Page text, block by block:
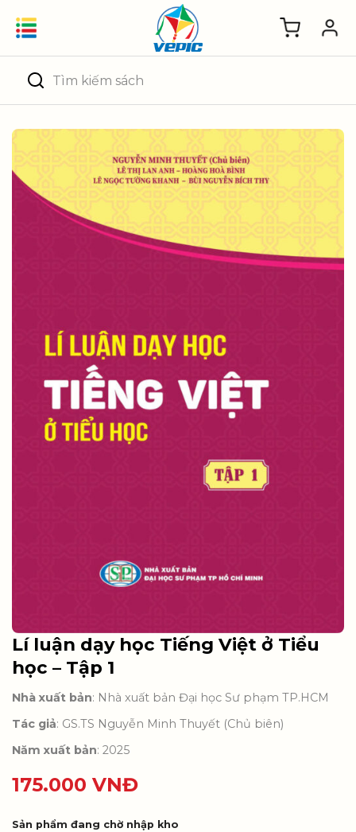
Tìm
kiếm:
Lí luận dạy học Tiếng Việt ở Tiểu
học – Tập 1
Nhà xuất bản: Nhà xuất bản Đại học Sư phạm TP.HCM
Tác giả: GS.TS Nguyễn Minh Thuyết (Chủ biên)
Năm xuất bản: 2025
175.000 VNĐ
Sản phẩm đang chờ nhập kho